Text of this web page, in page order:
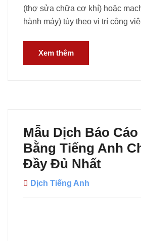
(thợ sửa chữa cơ khí) hoặc
hành máy) tùy theo vị trí công
Xem thêm
Mẫu Dịch Báo
Bằng Tiếng Anh
Đầy Đủ Nhất
Dịch Tiếng Anh